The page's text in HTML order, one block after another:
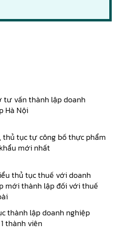
tư vấn thành lập doanh
Hà Nội
thủ tục tự công bố thực phẩm
mới nhất
thủ tục thuế với doanh
mới thành lập đối với thuế
thành lập doanh nghiệp
thành viên